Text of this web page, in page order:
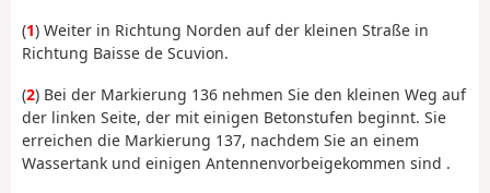
(1) Weiter in Richtung Norden auf der kleinen Straße in
Richtung Baisse de Scuvion.
(2) Bei der Markierung 136 nehmen Sie den kleinen Weg auf
der linken Seite, der mit einigen Betonstufen beginnt. Sie
erreichen die Markierung 137, nachdem Sie an einem
Wassertank und einigen Antennenvorbeigekommen sind .